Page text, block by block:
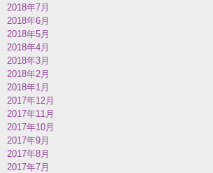
2018年7月
2018年6月
2018年5月
2018年4月
2018年3月
2018年2月
2018年1月
2017年12月
2017年11月
2017年10月
2017年9月
2017年8月
2017年7月